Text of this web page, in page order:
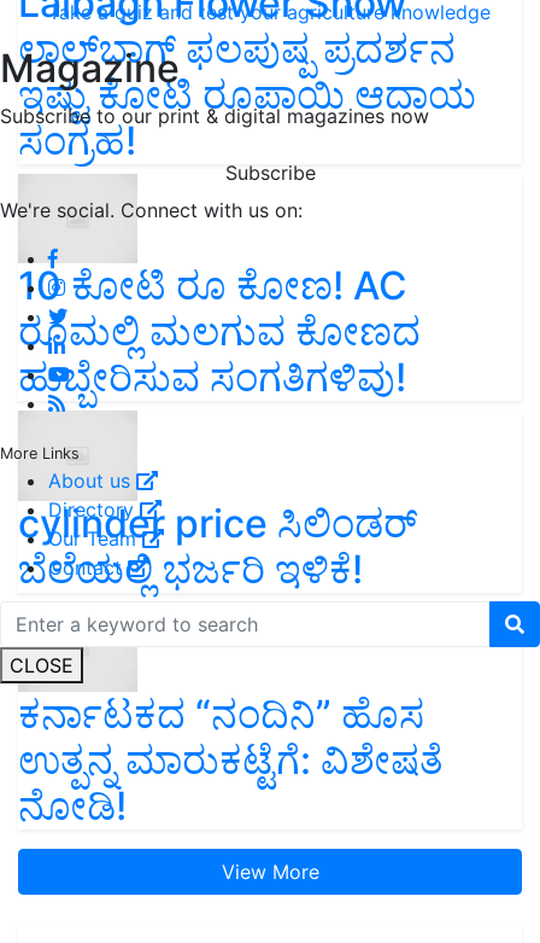
Take a quiz and test your agriculture knowledge
Magazine
Subscribe to our print & digital magazines now
Subscribe
We're social. Connect with us on:
More Links
About us
Directory
Our Team
Contact
CLOSE
ಲಾಲ್‌ಬಾಗ್ ಫಲಪುಷ್ಪ ಪ್ರದರ್ಶನ
ಇಷ್ಟು ಕೋಟಿ ರೂಪಾಯಿ ಆದಾಯ
ಸಂಗ್ರಹ!
10 ಕೋಟಿ ರೂ ಕೋಣ! AC
ರೂಮಲ್ಲಿ ಮಲಗುವ ಕೋಣದ
ಹುಬ್ಬೇರಿಸುವ ಸಂಗತಿಗಳಿವು!
cylinder price ಸಿಲಿಂಡರ್‌
ಬೆಲೆಯಲ್ಲಿ ಭರ್ಜರಿ ಇಳಿಕೆ!
ಕರ್ನಾಟಕದ “ನಂದಿನಿ” ಹೊಸ
ಉತ್ಪನ್ನ ಮಾರುಕಟ್ಟೆಗೆ: ವಿಶೇಷತೆ
ನೋಡಿ!
View More